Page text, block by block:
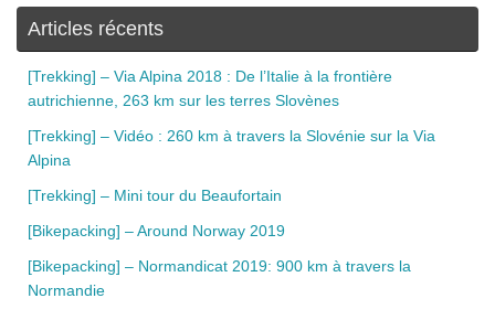
Articles récents
[Trekking] – Via Alpina 2018 : De l’Italie à la frontière
autrichienne, 263 km sur les terres Slovènes
[Trekking] – Vidéo : 260 km à travers la Slovénie sur la Via
Alpina
[Trekking] – Mini tour du Beaufortain
[Bikepacking] – Around Norway 2019
[Bikepacking] – Normandicat 2019: 900 km à travers la
Normandie